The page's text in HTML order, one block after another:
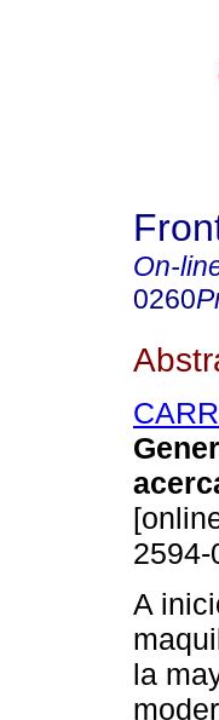
On-
0260
2594-
A
la